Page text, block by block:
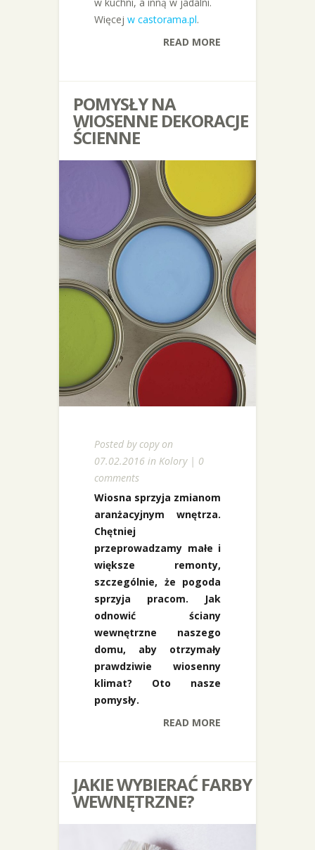
Więcej w castorama.pl.
READ MORE
POMYSŁY NA
WIOSENNE DEKORACJE
ŚCIENNE
Posted by copyon
07.02.2016 in Kolory| 0
comments
Wiosna sprzyja zmianom
aranżacyjnym wnętrza.
Chętniej
przeprowadzamy małe i
większe remonty,
szczególnie, że pogoda
sprzyja pracom. Jak
odnowić ściany
wewnętrzne naszego
domu, aby otrzymały
prawdziwie wiosenny
klimat? Oto nasze
pomysły.
READ MORE
JAKIE WYBIERAĆ FARBY
WEWNĘTRZNE?